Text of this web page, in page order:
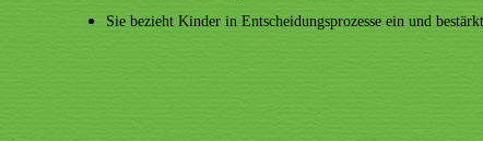
Sie bezieht Kinder in Entscheidungsprozesse ein und